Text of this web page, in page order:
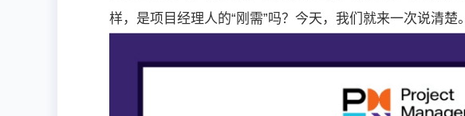
样，是项目经理人的“刚需”吗？今天，我们就来一次说清楚。